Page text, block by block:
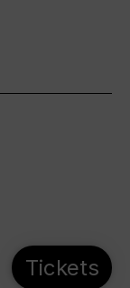
Tickets